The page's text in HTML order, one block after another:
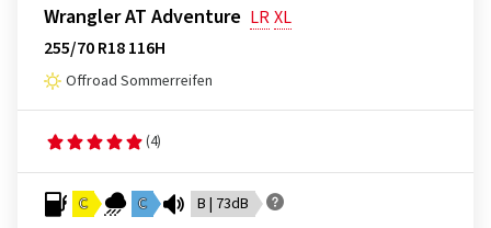
Wrangler AT Adventure LRXL
255/70 R18 116H
Offroad Sommerreifen
(4)
C C B | 73dB